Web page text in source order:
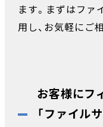
ます。まずはファ
用し、お気軽にご
お客様にフ
「ファイル